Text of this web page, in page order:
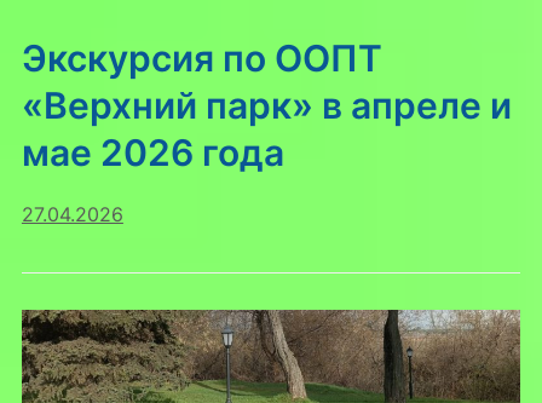
Экскурсия по ООПТ
«Верхний парк» в апреле и
мае 2026 года
27.04.2026